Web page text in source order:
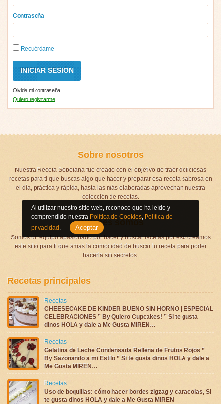
Contraseña
Recuérdame
Olvide mi contraseña
Quiero registrarme
Sobre nosotros
Nuestra Receta Soberana fue creado con el objetivo de traer deliciosas
recetas para ti que buscas algo que hacer y preparar esa receta sabrosa en
el día, práctica y rápida, hasta las más elaboradas aprovechan nuestra
colección de recetas.
Quienes somos
Somos un equipo apasionado por hacer y buscar recetas por eso creamos
este sitio para ti que amas la comodidad de buscar tu receta para poder
hacerla sin secretos.
Recetas principales
Recetas
CHEESECAKE DE KINDER BUENO SIN HORNO | ESPECIAL
CELEBRACIONES ” By Quiero Cupcakes! ” Si te gusta
dinos HOLA y dale a Me Gusta MIREN…
Recetas
Gelatina de Leche Condensada Rellena de Frutos Rojos ”
By Sazonando a mi Estilo ” Si te gusta dinos HOLA y dale a
Me Gusta MIREN…
Recetas
Uso de boquillas: cómo hacer bordes zigzag y caracolas, Si
te gusta dinos HOLA y dale a Me Gusta MIREN
Al utilizar nuestro sitio web, reconoce que ha leído y
comprendido nuestra Política de Cookies, Política de
privacidad . Aceptar